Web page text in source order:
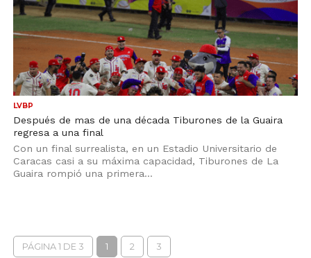
LVBP
Después de mas de una década Tiburones de la Guaira
regresa a una final
Con un final surrealista, en un Estadio Universitario de
Caracas casi a su máxima capacidad, Tiburones de La
Guaira rompió una primera...
PÁGINA 1 DE 3 1 2 3